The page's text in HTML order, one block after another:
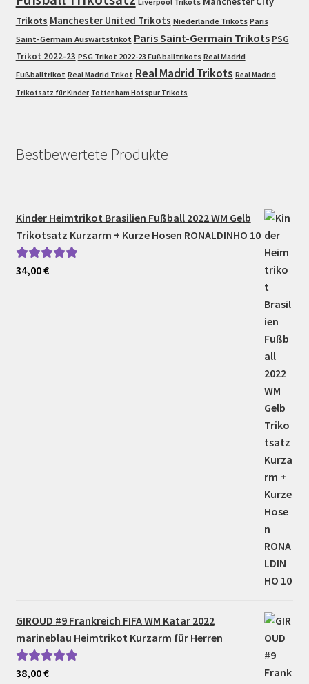
Trikots Manchester United Trikots Niederlande Trikots Paris
Saint-Germain Auswärtstrikot Paris Saint-Germain Trikots PSG
Trikot 2022-23 PSG Trikot 2022-23 Fußballtrikots Real Madrid
Fußballtrikot Real Madrid Trikot Real Madrid Trikots Real Madrid
Trikotsatz für Kinder Tottenham Hotspur Trikots
Bestbewertete Produkte
Kinder Heimtrikot Brasilien Fußball 2022 WM Gelb
Trikotsatz Kurzarm + Kurze Hosen RONALDINHO 10
Bewertet mit
34,00€
GIROUD #9 Frankreich FIFA WM Katar 2022
marineblau Heimtrikot Kurzarm für Herren
Bewertet mit
38,00€